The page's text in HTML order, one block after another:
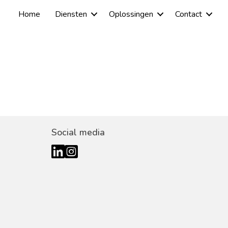
Home Diensten Oplossingen Contact
Social media